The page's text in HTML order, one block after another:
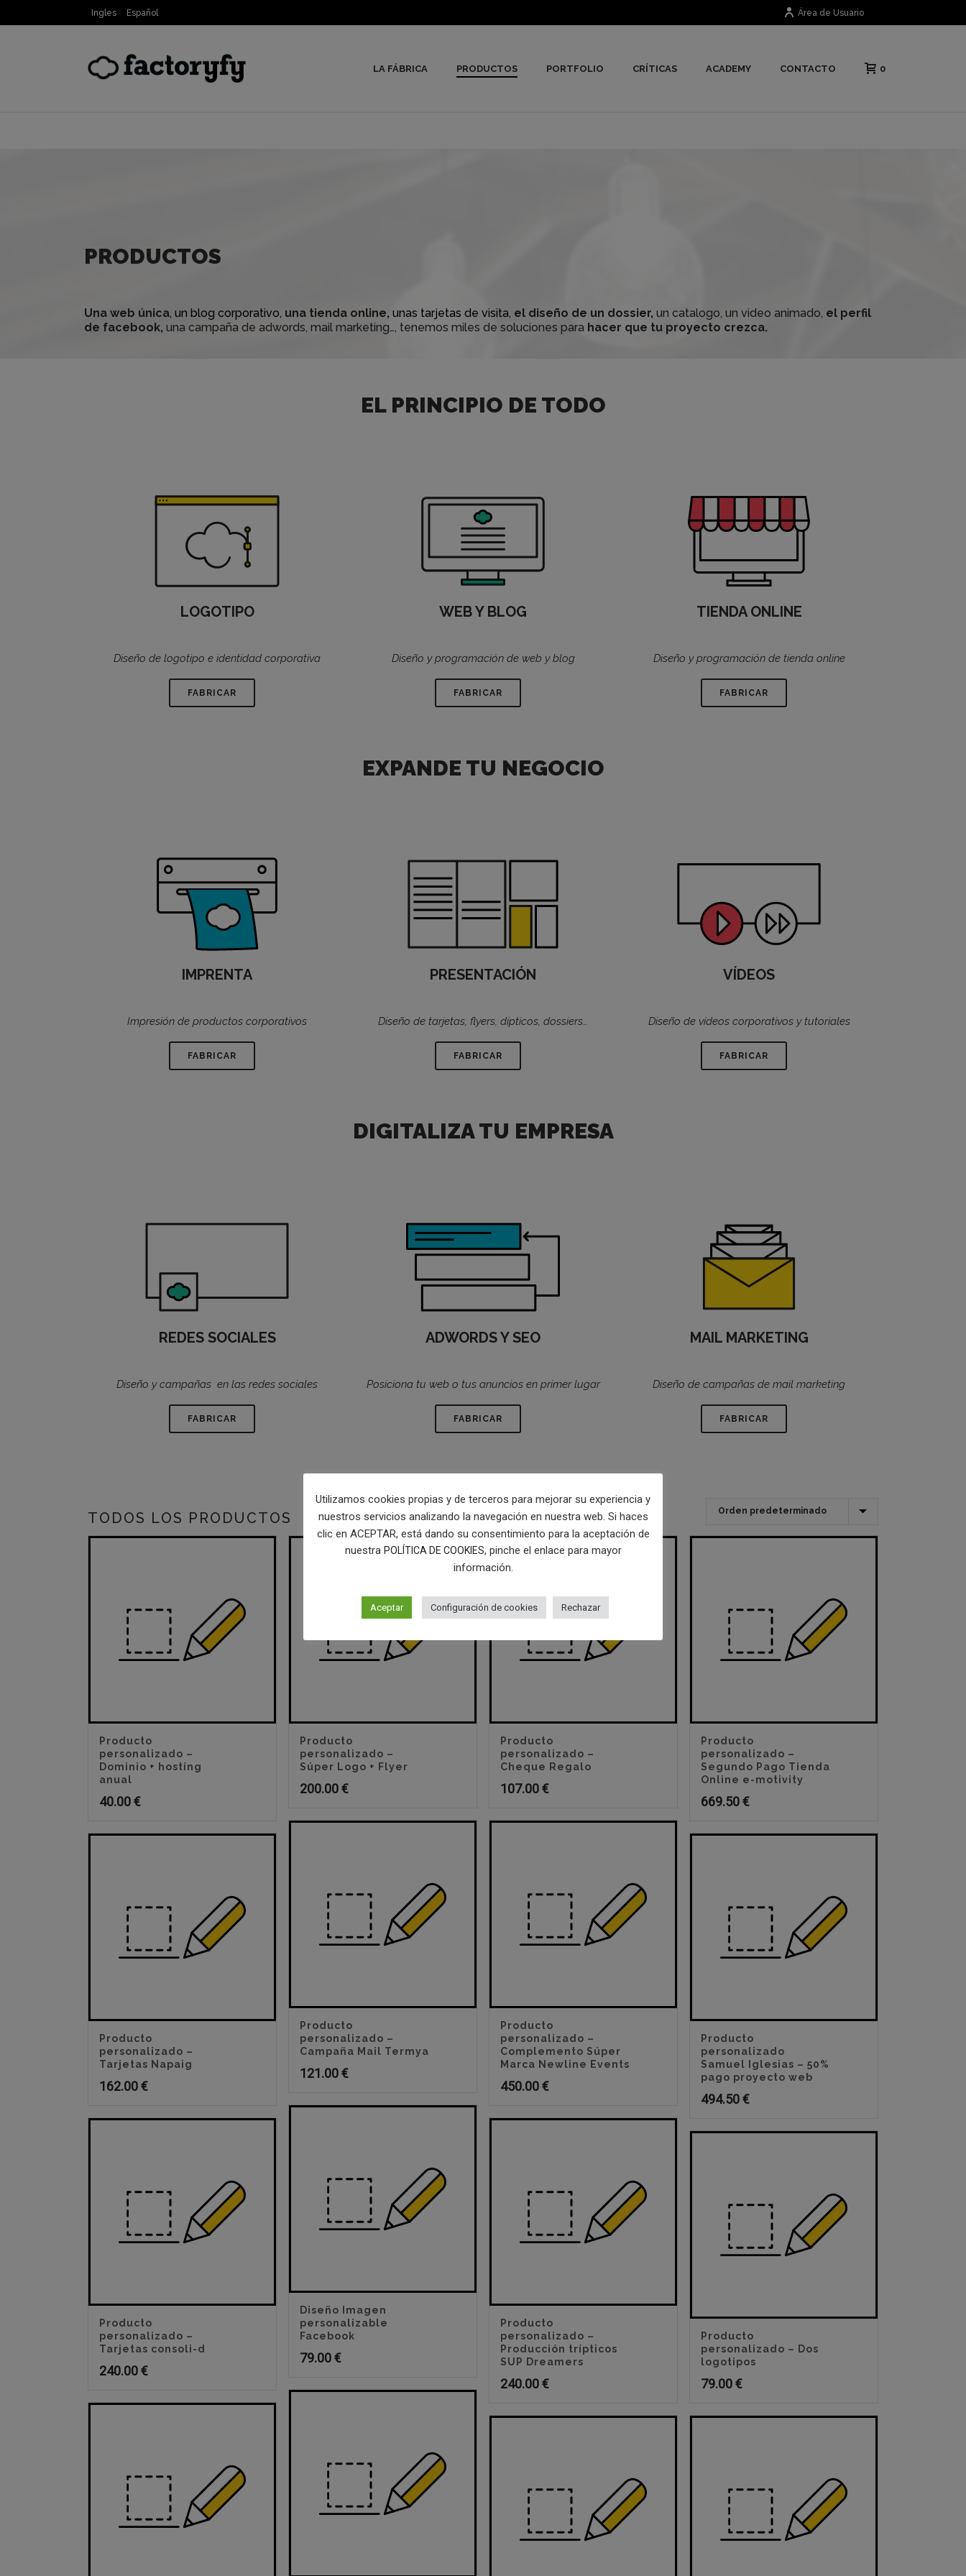
Ingles Español Área de Usuario
LA FÁBRICA PRODUCTOS PORTFOLIO CRÍTICAS ACADEMY CONTACTO 0
PRODUCTOS
Una web única, un blog corporativo, una tienda online, unas tarjetas de visita, el diseño de un dossier, un catalogo, un video animado, el perfil
de facebook, una campaña de adwords, mail marketing…, tenemos miles de soluciones para hacer que tu proyecto crezca.
EL PRINCIPIO DE TODO
LOGOTIPO
Diseño de logotipo e identidad corporativa
FABRICAR
WEB Y BLOG
Diseño y programación de web y blog
FABRICAR
TIENDA ONLINE
Diseño y programación de tienda online
FABRICAR
EXPANDE TU NEGOCIO
IMPRENTA
Impresión de productos corporativos
FABRICAR
PRESENTACIÓN
Diseño de tarjetas, flyers, dípticos, dossiers…
FABRICAR
VÍDEOS
Diseño de vídeos corporativos y tutoriales
FABRICAR
DIGITALIZA TU EMPRESA
REDES SOCIALES
Diseño y campañas en las redes sociales
FABRICAR
ADWORDS Y SEO
Posiciona tu web o tus anuncios en primer lugar
FABRICAR
MAIL MARKETING
Diseño de campañas de mail marketing
FABRICAR
TODOS LOS PRODUCTOS
Producto
personalizado –
Dominio + hosting
anual
40.00€
Producto
personalizado –
Súper Logo + Flyer
200.00€
Producto
personalizado –
Cheque Regalo
107.00€
Producto
personalizado –
Segundo Pago Tienda
Online e-motivity
669.50€
Producto
personalizado –
Campaña Mail Termya
121.00€
Producto
personalizado –
Complemento Súper
Marca Newline Events
450.00€
Producto
personalizado –
Tarjetas Napaig
162.00€
Producto
personalizado
Samuel Iglesias – 50%
pago proyecto web
494.50€
Diseño Imagen
personalizable
Facebook
79.00€
Producto
personalizado –
Tarjetas consoli-d
240.00€
Producto
personalizado –
Producción trípticos
SUP Dreamers
240.00€
Producto
personalizado – Dos
logotipos
79.00€
Utilizamos cookies propias y de terceros para mejorar su experiencia y
nuestros servicios analizando la navegación en nuestra web. Si haces
clic en ACEPTAR, está dando su consentimiento para la aceptación de
nuestra POLÍTICA DE COOKIES, pinche el enlace para mayor
información.
Aceptar Configuración de cookies Rechazar